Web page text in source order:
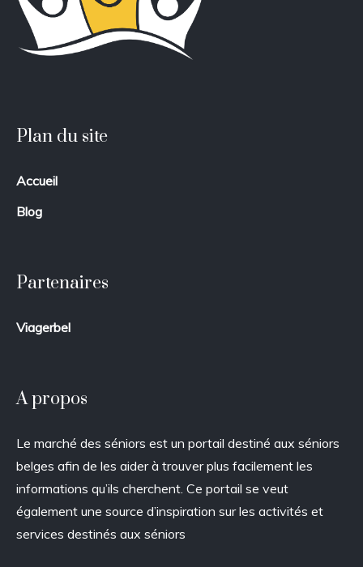
Plan du site
Accueil
Blog
Partenaires
Viagerbel
A propos
Le marché des séniors est un portail destiné aux séniors
belges afin de les aider à trouver plus facilement les
informations qu’ils cherchent. Ce portail se veut
également une source d’inspiration sur les activités et
services destinés aux séniors